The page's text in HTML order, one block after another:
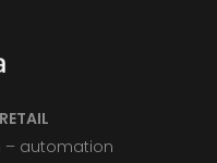
– automation